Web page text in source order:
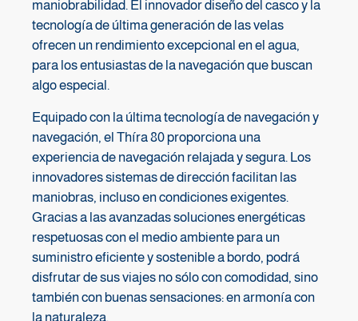
maniobrabilidad. El innovador diseño del casco y la
tecnología de última generación de las velas
ofrecen un rendimiento excepcional en el agua,
para los entusiastas de la navegación que buscan
algo especial.
Equipado con la última tecnología de navegación y
navegación, el Thíra 80 proporciona una
experiencia de navegación relajada y segura. Los
innovadores sistemas de dirección facilitan las
maniobras, incluso en condiciones exigentes.
Gracias a las avanzadas soluciones energéticas
respetuosas con el medio ambiente para un
suministro eficiente y sostenible a bordo, podrá
disfrutar de sus viajes no sólo con comodidad, sino
también con buenas sensaciones: en armonía con
la naturaleza.